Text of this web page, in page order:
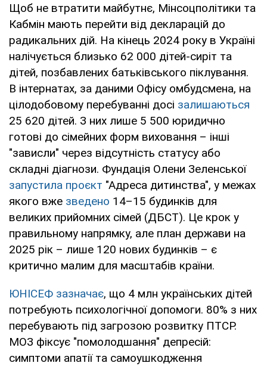
Щоб не втратити майбутнє, Мінсоцполітики та
Кабмін мають перейти від декларацій до
радикальних дій. На кінець 2024 року в Україні
налічується близько 62 000 дітей-сиріт та
дітей, позбавлених батьківського піклування.
В інтернатах, за даними Офісу омбудсмена, на
цілодобовому перебуванні досі залишаються
25 620 дітей. З них лише 5 500 юридично
готові до сімейних форм виховання – інші
"зависли" через відсутність статусу або
складні діагнози. Фундація Олени Зеленської
запустила проєкт "Адреса дитинства", у межах
якого вже зведено 14–15 будинків для
великих прийомних сімей (ДБСТ). Це крок у
правильному напрямку, але план держави на
2025 рік – лише 120 нових будинків – є
критично малим для масштабів країни.
ЮНІСЕФ зазначає, що 4 млн українських дітей
потребують психологічної допомоги. 80% з них
перебувають під загрозою розвитку ПТСР.
МОЗ фіксує "помолодшання" депресій:
симптоми апатії та самоушкодження